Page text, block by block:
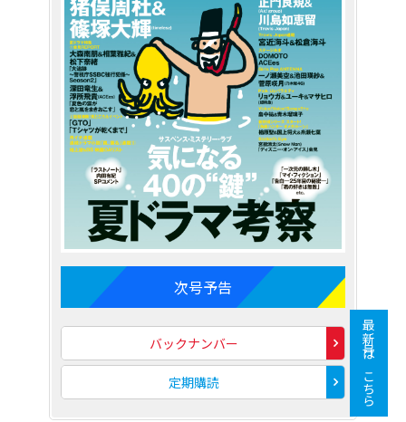
次号予告
バックナンバー
定期購読 最新号はこちら